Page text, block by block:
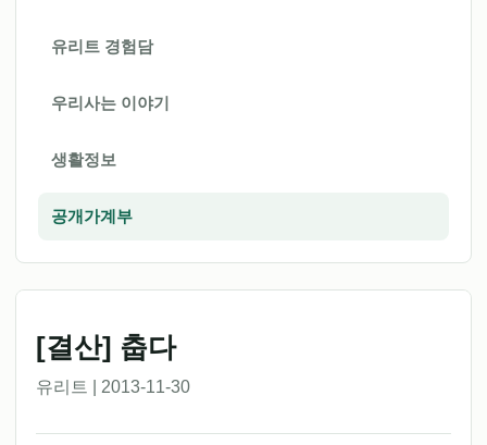
유리트 경험담
우리사는 이야기
생활정보
공개가계부
[결산] 춥다
유리트 | 2013-11-30